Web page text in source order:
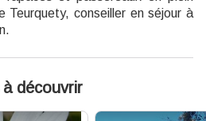
Teurquety, conseiller en séjour à
découvrir